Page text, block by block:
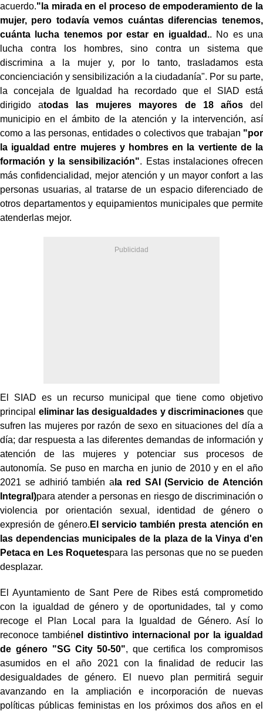
acuerdo."la mirada en el proceso de empoderamiento de la
mujer, pero todavía vemos cuántas diferencias tenemos,
cuánta lucha tenemos por estar en igualdad.. No es una
lucha contra los hombres, sino contra un sistema que
discrimina a la mujer y, por lo tanto, trasladamos esta
concienciación y sensibilización a la ciudadanía". Por su parte,
la concejala de Igualdad ha recordado que el SIAD está
dirigido atodas las mujeres mayores de 18 añosdel
municipio en el ámbito de la atención y la intervención, así
como a las personas, entidades o colectivos que trabajan "por
la igualdad entre mujeres y hombres en la vertiente de la
formación y la sensibilización". Estas instalaciones ofrecen
más confidencialidad, mejor atención y un mayor confort a las
personas usuarias, al tratarse de un espacio diferenciado de
otros departamentos y equipamientos municipales que permite
atenderlas mejor.
El SIAD es un recurso municipal que tiene como objetivo
principal eliminar las desigualdades y discriminaciones que
sufren las mujeres por razón de sexo en situaciones del día a
día; dar respuesta a las diferentes demandas de información y
atención de las mujeres y potenciar sus procesos de
autonomía. Se puso en marcha en junio de 2010 y en el año
2021 se adhirió también a la red SAI (Servicio de Atención
Integral)para atender a personas en riesgo de discriminación o
violencia por orientación sexual, identidad de género o
expresión de género. El servicio también presta atención en
las dependencias municipales de la plaza de la Vinya d'en
Petaca en Les Roquetespara las personas que no se pueden
desplazar.
El Ayuntamiento de Sant Pere de Ribes está comprometido
con la igualdad de género y de oportunidades, tal y como
recoge el Plan Local para la Igualdad de Género. Así lo
reconoce tambiénel distintivo internacional por la igualdad
de género "SG City 50-50", que certifica los compromisos
asumidos en el año 2021 con la finalidad de reducir las
desigualdades de género. El nuevo plan permitirá seguir
avanzando en la ampliación e incorporación de nuevas
políticas públicas feministas en los próximos dos años en el